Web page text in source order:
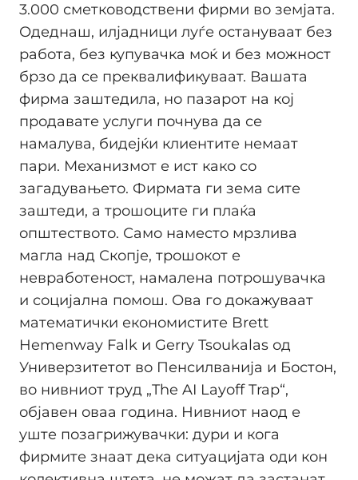
3.000 сметководствени фирми во земјата.
Одеднаш, илјадници луѓе остануваат без
работа, без купувачка моќ и без можност
брзо да се преквалификуваат. Вашата
фирма заштедила, но пазарот на кој
продавате услуги почнува да се
намалува, бидејќи клиентите немаат
пари. Механизмот е ист како со
загадувањето. Фирмата ги зема сите
заштеди, а трошоците ги плаќа
општеството. Само наместо мрзлива
магла над Скопје, трошокот е
невработеност, намалена потрошувачка
и социјална помош. Ова го докажуваат
математички економистите Brett
Hemenway Falk и Gerry Tsoukalas од
Универзитетот во Пенсилванија и Бостон,
во нивниот труд „The AI Layoff Trap“,
објавен оваа година. Нивниот наод е
уште позагрижувачки: дури и кога
фирмите знаат дека ситуацијата оди кон